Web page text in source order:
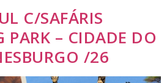
C/SAFÁRIS
PARK – CIDADE DO
/26